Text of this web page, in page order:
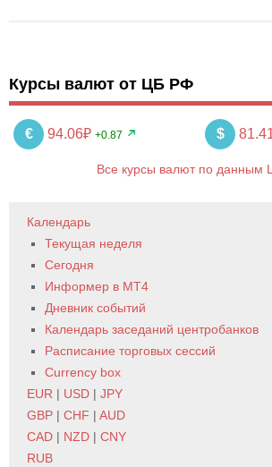
Курсы валют от ЦБ РФ
€ 94.06₽ +0.87 $
Все курсы валют по данным
Календарь
Текущая неделя
Сегодня
Информер в MT4
Дневник событий
Календарь заседаний центробанков
Расписание торговых сессий
Currency box
EUR | USD | JPY
GBP | CHF | AUD
CAD | NZD | CNY
RUB